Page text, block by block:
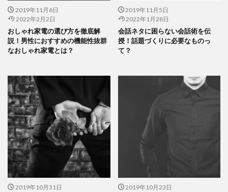
2019年11月6日
2022年2月2日
おしゃれ家電の選び方を徹底解
説！男性におすすめの機能性抜群
なおしゃれ家電とは？
2019年11月5日
2022年1月28日
会話ネタに困らない会話術を伝
授！話題づくりに必要なものっ
て？
2019年10月31日
2019年10月23日